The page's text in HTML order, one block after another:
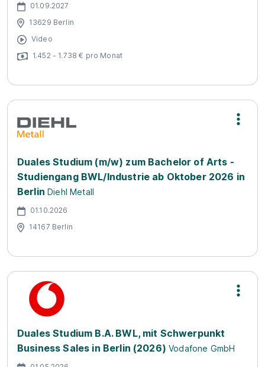
01.09.2027
13629 Berlin
Video
1.452 - 1.738 € pro Monat
Duales Studium (m/w) zum Bachelor of Arts -
Studiengang BWL/Industrie ab Oktober 2026 in
Berlin Diehl Metall
01.10.2026
14167 Berlin
Duales Studium B.A. BWL, mit Schwerpunkt
Business Sales in Berlin (2026) Vodafone GmbH